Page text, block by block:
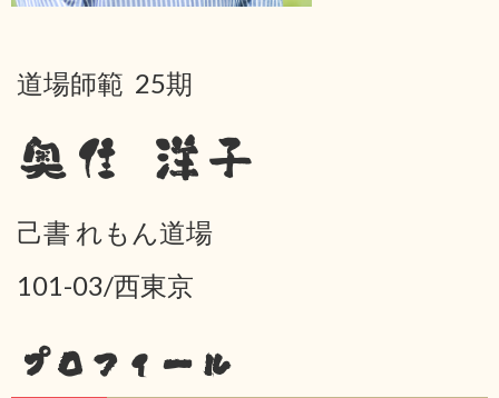
道場師範 25期
奥住 洋子
己書 れもん道場
101-03/西東京
プロフィール